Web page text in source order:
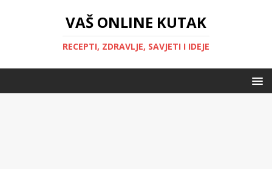
VAŠ ONLINE KUTAK
RECEPTI, ZDRAVLJE, SAVJETI I IDEJE